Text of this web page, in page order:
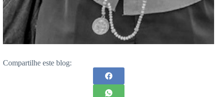
Compartilhe este blog: